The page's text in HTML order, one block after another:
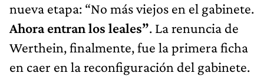
nueva etapa: “No más viejos en el gabinete.
Ahora entran los leales”. La renuncia de
Werthein, finalmente, fue la primera ficha
en caer en la reconfiguración del gabinete.